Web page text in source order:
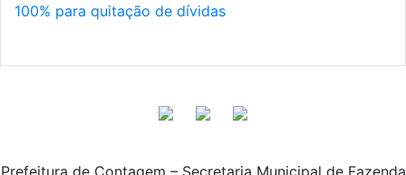
100% para quitação de dívidas